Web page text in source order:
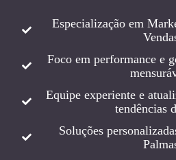
Especialização em
Foco em performance e
Equipe experiente e
tendências
Soluções